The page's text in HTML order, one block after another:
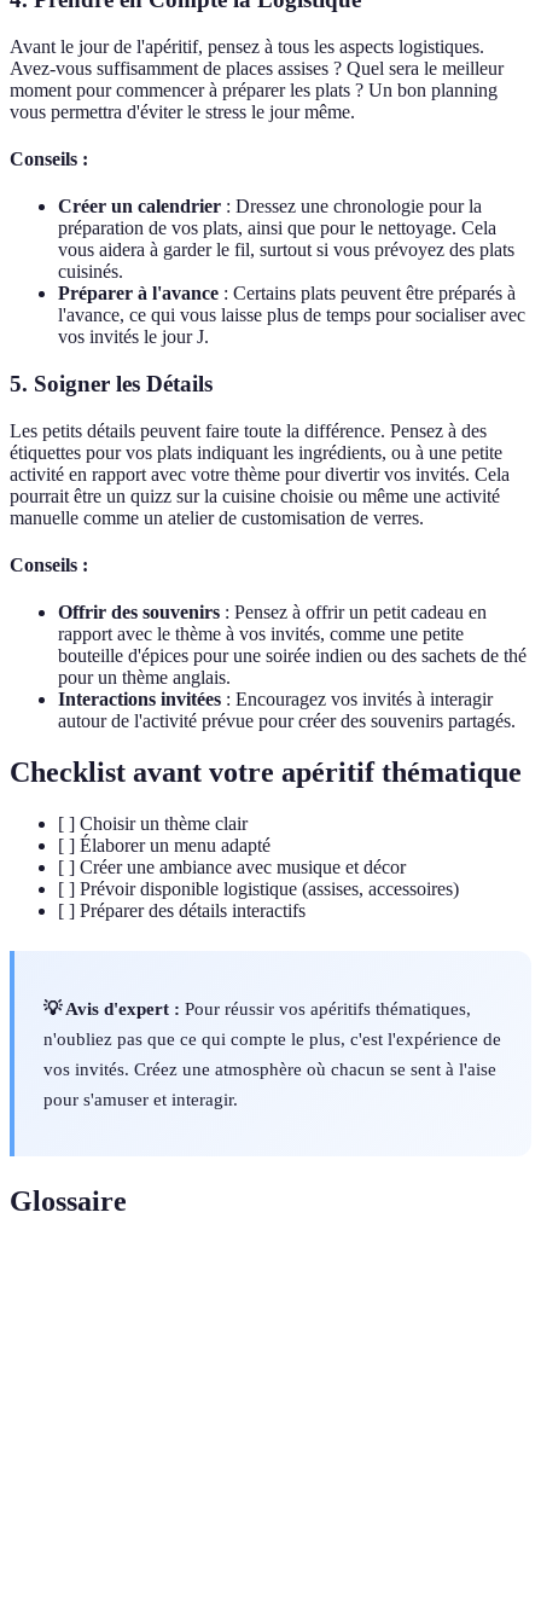
Avant le jour de l'apéritif, pensez à tous les aspects logistiques.
Avez-vous suffisamment de places assises ? Quel sera le meilleur
moment pour commencer à préparer les plats ? Un bon planning
vous permettra d'éviter le stress le jour même.
Conseils :
Créer un calendrier : Dressez une chronologie pour la
préparation de vos plats, ainsi que pour le nettoyage. Cela
vous aidera à garder le fil, surtout si vous prévoyez des plats
cuisinés.
Préparer à l'avance : Certains plats peuvent être préparés à
l'avance, ce qui vous laisse plus de temps pour socialiser avec
vos invités le jour J.
5. Soigner les Détails
Les petits détails peuvent faire toute la différence. Pensez à des
étiquettes pour vos plats indiquant les ingrédients, ou à une petite
activité en rapport avec votre thème pour divertir vos invités. Cela
pourrait être un quizz sur la cuisine choisie ou même une activité
manuelle comme un atelier de customisation de verres.
Conseils :
Offrir des souvenirs : Pensez à offrir un petit cadeau en
rapport avec le thème à vos invités, comme une petite
bouteille d'épices pour une soirée indien ou des sachets de thé
pour un thème anglais.
Interactions invitées : Encouragez vos invités à interagir
autour de l'activité prévue pour créer des souvenirs partagés.
Checklist avant votre apéritif thématique
[ ] Choisir un thème clair
[ ] Élaborer un menu adapté
[ ] Créer une ambiance avec musique et décor
[ ] Prévoir disponible logistique (assises, accessoires)
[ ] Préparer des détails interactifs
💡 Avis d'expert : Pour réussir vos apéritifs thématiques,
n'oubliez pas que ce qui compte le plus, c'est l'expérience de
vos invités. Créez une atmosphère où chacun se sent à l'aise
pour s'amuser et interagir.
Glossaire